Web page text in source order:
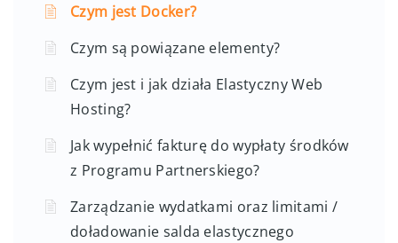
Czym jest Docker?
Czym są powiązane elementy?
Czym jest i jak działa Elastyczny Web
Hosting?
Jak wypełnić fakturę do wypłaty środków
z Programu Partnerskiego?
Zarządzanie wydatkami oraz limitami /
doładowanie salda elastycznego